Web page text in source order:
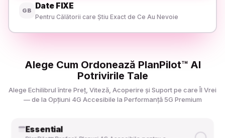
GB Date FIXE
Pentru Călătorii care Știu Exact de Ce Au Nevoie
Alege Cum Ordonează PlanPilot™ AI
Potrivirile Tale
Alege Echilibrul între Preț, Viteză, Acoperire și Suport pe care Îl Vrei
— de la Opțiuni 4G Accesibile la Performanță 5G Premium
Essential